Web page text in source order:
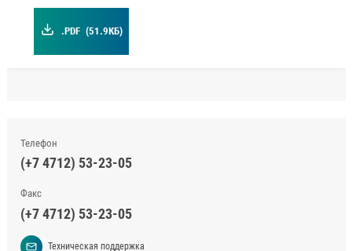
.PDF (51.9КБ)
Телефон
(+7 4712) 53-23-05
Факс
(+7 4712) 53-23-05
Техническая поддержка